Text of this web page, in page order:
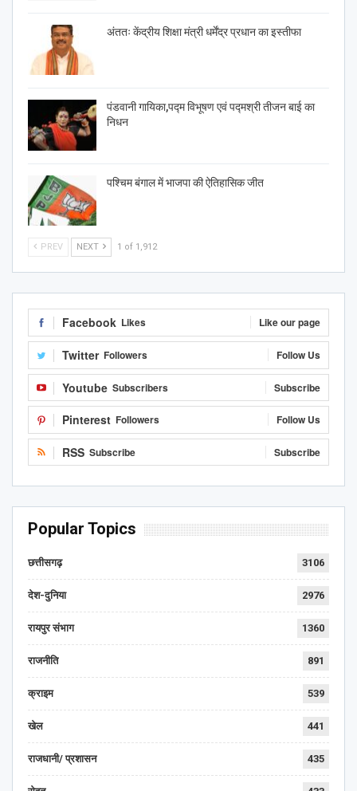
अंततः केंद्रीय शिक्षा मंत्री धर्मेंद्र प्रधान का इस्तीफा
पंडवानी गायिका,पद्म विभूषण एवं पद्मश्री तीजन बाई का
निधन
पश्चिम बंगाल में भाजपा की ऐतिहासिक जीत
PREV NEXT 1 of 1,912
Facebook Likes Like our page
Twitter Followers Follow Us
Youtube Subscribers Subscribe
Pinterest Followers Follow Us
RSS Subscribe Subscribe
Popular Topics
छत्तीसगढ़ 3106
देश-दुनिया 2976
रायपुर संभाग 1360
राजनीति 891
क्राइम 539
खेल 441
राजधानी/ प्रशासन 435